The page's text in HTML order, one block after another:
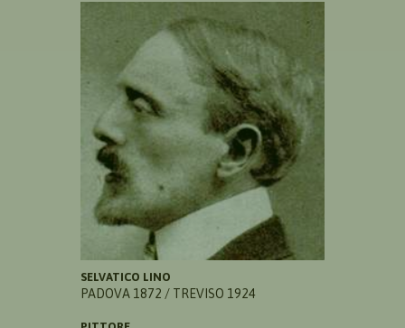
SELVATICO LINO
PADOVA 1872 / TREVISO 1924